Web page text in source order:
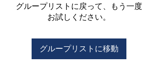
グループリストに戻って、もう一度
お試しください。
グループリストに移動